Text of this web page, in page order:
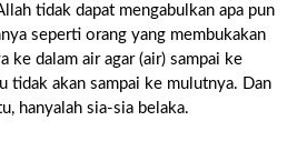
tidak dapat mengabulkan apa pun
seperti orang yang membukakan
ke dalam air agar (air) sampai ke
tidak akan sampai ke mulutnya. Dan
hanyalah sia-sia belaka.